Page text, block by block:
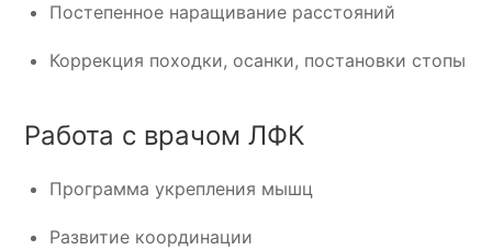
Постепенное наращивание расстояний
Коррекция походки, осанки, постановки стопы
Работа с врачом ЛФК
Программа укрепления мышц
Развитие координации